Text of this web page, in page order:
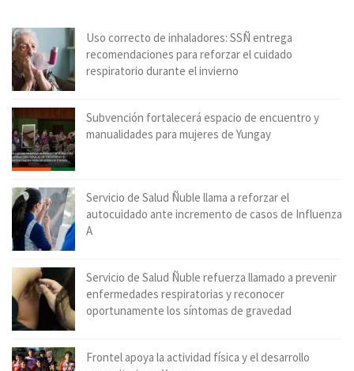
Uso correcto de inhaladores: SSÑ entrega
recomendaciones para reforzar el cuidado
respiratorio durante el invierno
Subvención fortalecerá espacio de encuentro y
manualidades para mujeres de Yungay
Servicio de Salud Ñuble llama a reforzar el
autocuidado ante incremento de casos de Influenza
A
Servicio de Salud Ñuble refuerza llamado a prevenir
enfermedades respiratorias y reconocer
oportunamente los síntomas de gravedad
Frontel apoya la actividad física y el desarrollo